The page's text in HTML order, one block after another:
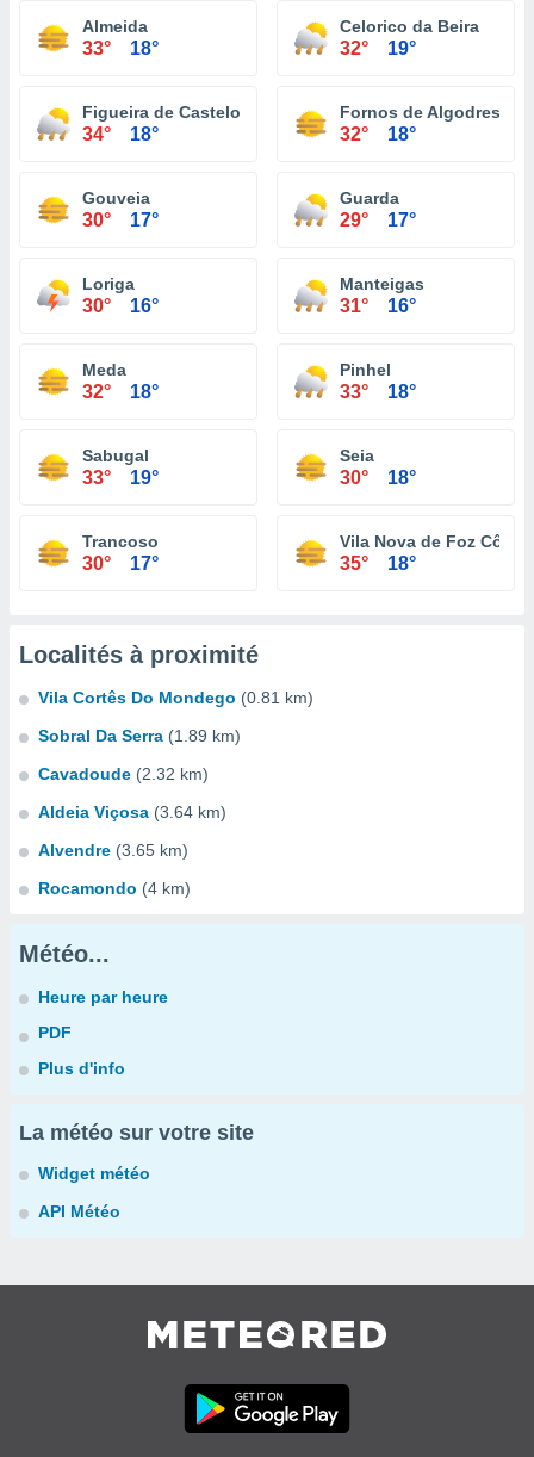
Almeida
33° 18°
Celorico da Beira
32° 19°
Figueira de Castelo Rodrigo
34° 18°
Fornos de Algodres
32° 18°
Gouveia
30° 17°
Guarda
29° 17°
Loriga
30° 16°
Manteigas
31° 16°
Meda
32° 18°
Pinhel
33° 18°
Sabugal
33° 19°
Seia
30° 18°
Trancoso
30° 17°
Vila Nova de Foz Côa
35° 18°
Localités à proximité
Vila Cortês Do Mondego (0.81 km)
Sobral Da Serra (1.89 km)
Cavadoude (2.32 km)
Aldeia Viçosa (3.64 km)
Alvendre (3.65 km)
Rocamondo (4 km)
Météo...
Heure par heure
PDF
Plus d'info
La météo sur votre site
Widget météo
API Météo